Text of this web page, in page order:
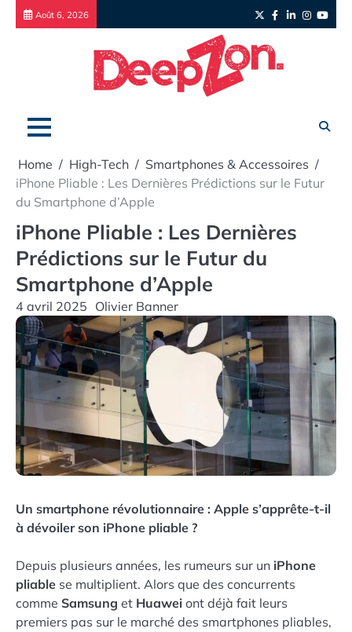
Skip
Août 6, 2026 Twitter
Facebook
LinkedIn
Home High-Tech
Smartphones & Accessoires
iPhone Pliable : Les Dernières Prédictions sur le Futur
du Smartphone d’Apple
iPhone Pliable : Les Dernières
Prédictions sur le Futur du
Smartphone d’Apple
4 avril 2025 Olivier Banner
Un smartphone révolutionnaire : Apple s’apprête-t-il
à dévoiler son iPhone pliable ?
Depuis plusieurs années, les rumeurs sur un iPhone
pliable se multiplient. Alors que des concurrents
comme Samsung et Huawei ont déjà fait leurs
premiers pas sur le marché des smartphones pliables,